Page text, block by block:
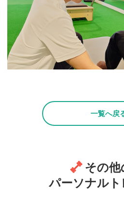
一覧へ戻
その他
パーソナルト